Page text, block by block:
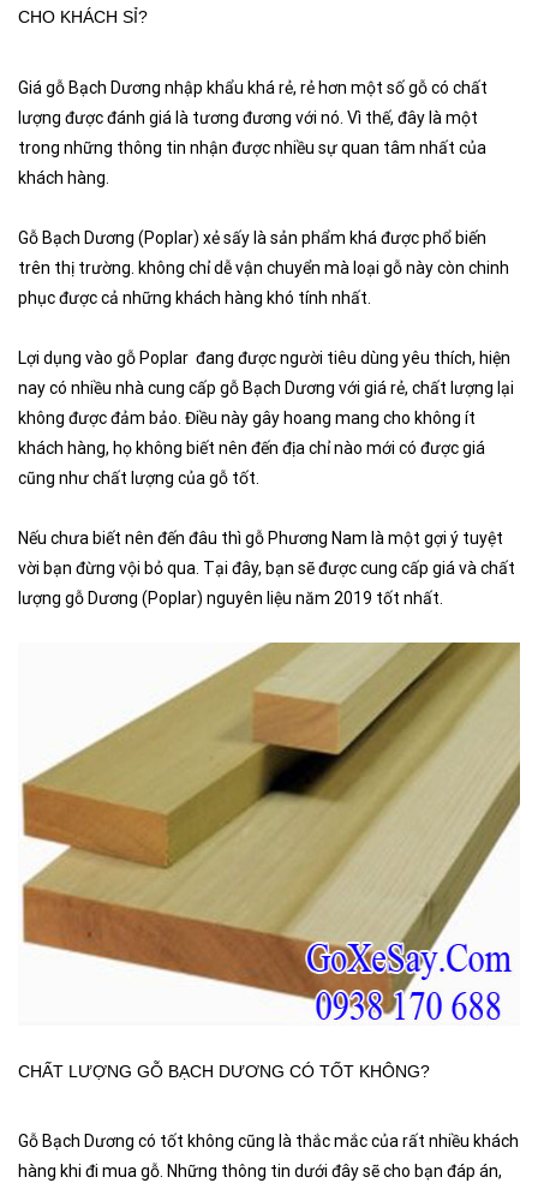
CHO KHÁCH SỈ?
Giá gỗ Bạch Dương nhập khẩu khá rẻ, rẻ hơn một số gỗ có chất
lượng được đánh giá là tương đương với nó. Vì thế, đây là một
trong những thông tin nhận được nhiều sự quan tâm nhất của
khách hàng.
Gỗ Bạch Dương (Poplar) xẻ sấy là sản phẩm khá được phổ biến
trên thị trường. không chỉ dễ vận chuyển mà loại gỗ này còn chinh
phục được cả những khách hàng khó tính nhất.
Lợi dụng vào gỗ Poplar đang được người tiêu dùng yêu thích, hiện
nay có nhiều nhà cung cấp gỗ Bạch Dương với giá rẻ, chất lượng lại
không được đảm bảo. Điều này gây hoang mang cho không ít
khách hàng, họ không biết nên đến địa chỉ nào mới có được giá
cũng như chất lượng của gỗ tốt.
Nếu chưa biết nên đến đâu thì gỗ Phương Nam là một gợi ý tuyệt
vời bạn đừng vội bỏ qua. Tại đây, bạn sẽ được cung cấp giá và chất
lượng gỗ Dương (Poplar) nguyên liệu năm 2019 tốt nhất.
CHẤT LƯỢNG GỖ BẠCH DƯƠNG CÓ TỐT KHÔNG?
Gỗ Bạch Dương có tốt không cũng là thắc mắc của rất nhiều khách
hàng khi đi mua gỗ. Những thông tin dưới đây sẽ cho bạn đáp án,